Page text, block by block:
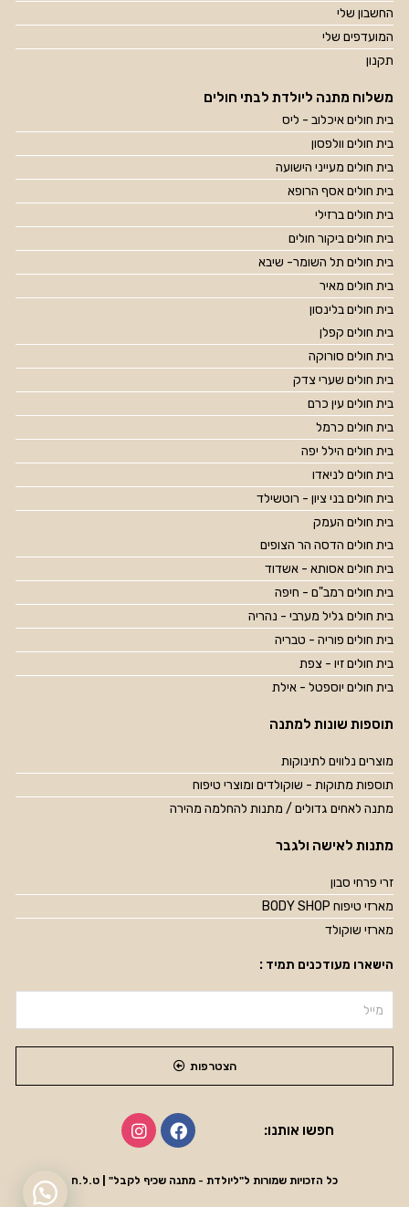
החשבון שלי
המועדפים שלי
תקנון
משלוח מתנה ליולדת לבתי חולים
בית חולים איכלוב - ליס
בית חולים וולפסון
בית חולים מעייני הישועה
בית חולים אסף הרופא
בית חולים ברזילי
בית חולים ביקור חולים
בית חולים תל השומר- שיבא
בית חולים מאיר
בית חולים בלינסון
בית חולים קפלן
בית חולים סורוקה
בית חולים שערי צדק
בית חולים עין כרם
בית חולים כרמל
בית חולים הילל יפה
בית חולים לניאדו
בית חולים בני ציון - רוטשילד
בית חולים העמק
בית חולים הדסה הר הצופים
בית חולים אסותא - אשדוד
בית חולים רמב"ם - חיפה
בית חולים גליל מערבי - נהריה
בית חולים פוריה - טבריה
בית חולים זיו - צפת
בית חולים יוספטל - אילת
תוספות שונות למתנה
מוצרים נלווים לתינוקות
תוספות מתוקות - שוקולדים ומוצרי טיפוח
מתנה לאחים גדולים / מתנות להחלמה מהירה
מתנות לאישה ולגבר
זרי פרחי סבון
מארזי טיפוח BODY SHOP
מארזי שוקולד
הישארו מעודכנים תמיד :
הצטרפות
חפשו אותנו:
כל הזכויות שמורות ל"ליולדת - מתנה שכיף לקבל" | ט.ל.ח